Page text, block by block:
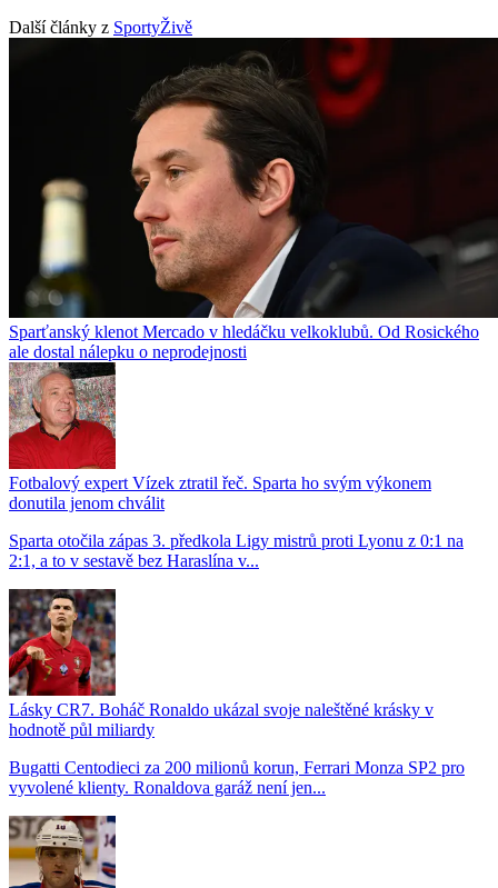
Další články z SportyŽivě
Sparťanský klenot Mercado v hledáčku velkoklubů. Od Rosického
ale dostal nálepku o neprodejnosti
Fotbalový expert Vízek ztratil řeč. Sparta ho svým výkonem
donutila jenom chválit
Sparta otočila zápas 3. předkola Ligy mistrů proti Lyonu z 0:1 na
2:1, a to v sestavě bez Haraslína v...
Lásky CR7. Boháč Ronaldo ukázal svoje naleštěné krásky v
hodnotě půl miliardy
Bugatti Centodieci za 200 milionů korun, Ferrari Monza SP2 pro
vyvolené klienty. Ronaldova garáž není jen...